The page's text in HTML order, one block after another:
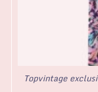
Topvintage